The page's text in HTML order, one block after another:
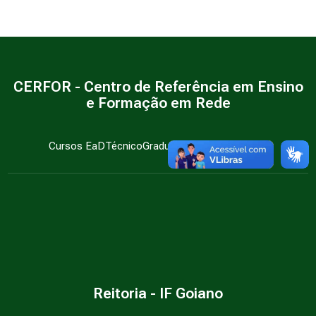
CERFOR - Centro de Referência em Ensino
e Formação em Rede
Cursos EaDTécnicoGraduaçãoPós-Graduação
Reitoria - IF Goiano